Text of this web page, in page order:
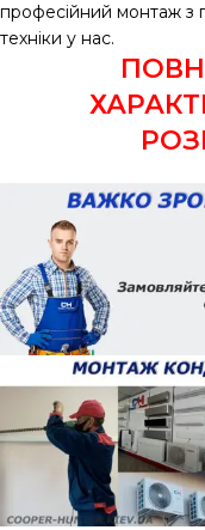
професійний монтаж з
техніки у нас.